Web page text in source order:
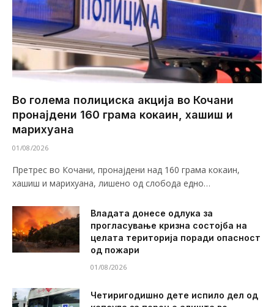
Во голема полициска акција во Кочани
пронајдени 160 грама кокаин, хашиш и
марихуана
01/08/2026
Претрес во Кочани, пронајдени над 160 грама кокаин,
хашиш и марихуана, лишено од слобода едно…
Владата донесе одлука за
прогласување кризна состојба на
целата територија поради опасност
од пожари
01/08/2026
Четиригодишно дете испило дел од